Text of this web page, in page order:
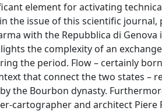
element for activating
the issue of this scientific
with the Repubblica di
the complexity of an
the period. Flow – certainly
that connect the two states –
the Bourbon dynasty.
cartographer and architect Piere